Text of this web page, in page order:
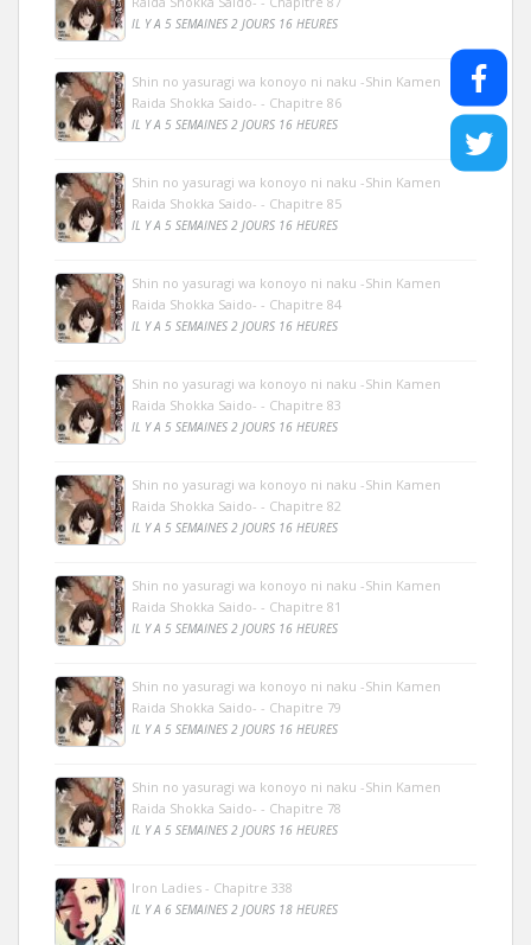
IL Y A 5 SEMAINES 2 JOURS 16 HEURES
Shin no yasuragi wa konoyo ni naku -Shin Kamen
Raida Shokka Saido- - Chapitre 86
IL Y A 5 SEMAINES 2 JOURS 16 HEURES
Shin no yasuragi wa konoyo ni naku -Shin Kamen
Raida Shokka Saido- - Chapitre 85
IL Y A 5 SEMAINES 2 JOURS 16 HEURES
Shin no yasuragi wa konoyo ni naku -Shin Kamen
Raida Shokka Saido- - Chapitre 84
IL Y A 5 SEMAINES 2 JOURS 16 HEURES
Shin no yasuragi wa konoyo ni naku -Shin Kamen
Raida Shokka Saido- - Chapitre 83
IL Y A 5 SEMAINES 2 JOURS 16 HEURES
Shin no yasuragi wa konoyo ni naku -Shin Kamen
Raida Shokka Saido- - Chapitre 82
IL Y A 5 SEMAINES 2 JOURS 16 HEURES
Shin no yasuragi wa konoyo ni naku -Shin Kamen
Raida Shokka Saido- - Chapitre 81
IL Y A 5 SEMAINES 2 JOURS 16 HEURES
Shin no yasuragi wa konoyo ni naku -Shin Kamen
Raida Shokka Saido- - Chapitre 79
IL Y A 5 SEMAINES 2 JOURS 16 HEURES
Shin no yasuragi wa konoyo ni naku -Shin Kamen
Raida Shokka Saido- - Chapitre 78
IL Y A 5 SEMAINES 2 JOURS 16 HEURES
Iron Ladies - Chapitre 338
IL Y A 6 SEMAINES 2 JOURS 18 HEURES